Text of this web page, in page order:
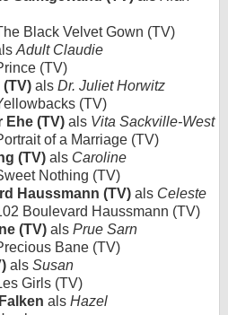
Black Velvet Gown (TV)
Adult Claudie
(TV)
als Dr. Juliet Horwitz
(TV)
Ehe (TV) als Vita Sackville-West
of a Marriage (TV)
(TV) als Caroline
Nothing (TV)
Haussmann (TV) als Celeste
Boulevard Haussmann (TV)
(TV) als Prue Sarn
Bane (TV)
als Susan
Girls (TV)
als Hazel